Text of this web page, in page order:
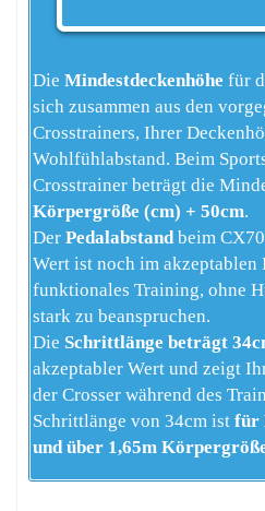
Die Mindestdeckenhöhe für
sich zusammen aus den
Crosstrainers, Ihrer
Wohlfühlabstand. Beim
Crosstrainer beträgt die
Körpergröße (cm) + 50cm.
Der Pedalabstandbeim
Wert ist noch im akzeptablen
funktionales Training, ohne
stark zu beanspruchen.
Die Schrittlänge beträgt
akzeptabler Wert und zeigt
der Crosser während des
Schrittlänge von 34cm ist für
und über 1,65m